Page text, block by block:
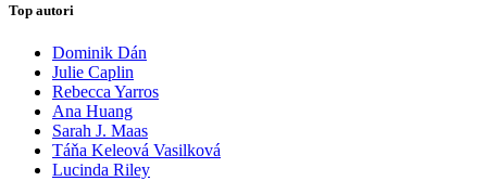
Top autori
Dominik Dán
Julie Caplin
Rebecca Yarros
Ana Huang
Sarah J. Maas
Táňa Keleová Vasilková
Lucinda Riley